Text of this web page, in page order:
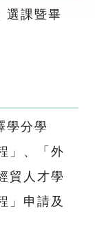
選課暨畢
學分學
」、「外
貿人才學
」申請及